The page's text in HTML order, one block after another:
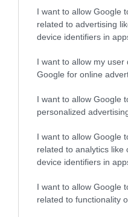
I want to allow Google
related to advertising
device identifiers in
I want to allow my user
Google for online
I want to allow Google
personalized
I want to allow Google
related to analytics like
device identifiers in
I want to allow Google
related to functionality
APPS